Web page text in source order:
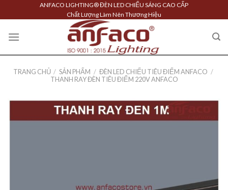
to
content
ANFACO LIGHTING® ĐÈN LED CHIẾU SÁNG CAO CẤP
Chất Lượng Làm Nên Thương Hiệu
TRANG CHỦ / SẢN PHẨM / ĐÈN LED CHIẾU TIÊU ĐIỂM ANFACO /
THANH RAY ĐÈN TIÊU ĐIỂM 220V ANFACO